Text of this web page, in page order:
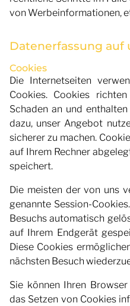
von Werbeinformationen,
Datenerfassung auf
Cookies
Die Internetseiten
Cookies. Cookies
Schaden an und
dazu, unser Angebot
sicherer zu machen.
auf Ihrem Rechner
speichert.
Die meisten der von uns
genannte Session-
Besuchs automatisch
auf Ihrem Endgerät
Diese Cookies
nächsten Besuch
Sie können Ihren
das Setzen von Cookies